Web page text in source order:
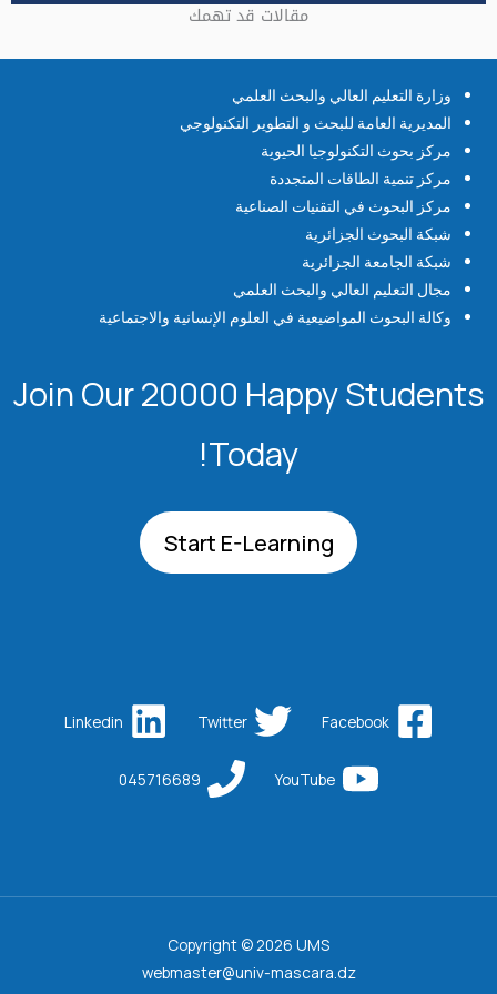
مقالات قد تهمك
وزارة التعليم العالي والبحث العلمي
المديرية العامة للبحث و التطوير التكنولوجي
مركز بحوث التكنولوجيا الحيوية
مركز تنمية الطاقات المتجددة
مركز البحوث في التقنيات الصناعية
شبكة البحوث الجزائرية
شبكة الجامعة الجزائرية
مجال التعليم العالي والبحث العلمي
وكالة البحوث المواضيعية في العلوم الإنسانية والاجتماعية
Join Our 20000 Happy Students​
Today!
Start E-Learning
Facebook
Twitter
Linkedin
YouTube
045716689
Copyright © 2026 UMS
webmaster@univ-mascara.dz